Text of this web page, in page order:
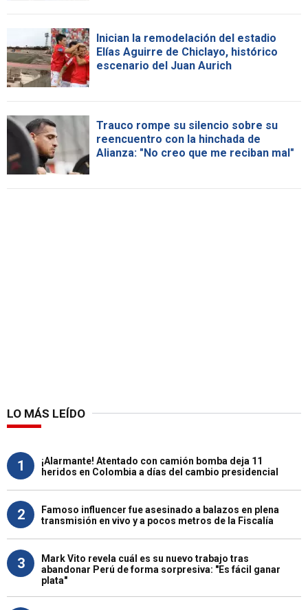
Inician la remodelación del estadio
Elías Aguirre de Chiclayo, histórico
escenario del Juan Aurich
Trauco rompe su silencio sobre su
reencuentro con la hinchada de
Alianza: "No creo que me reciban mal"
LO MÁS LEÍDO
1
¡Alarmante! Atentado con camión bomba deja 11
heridos en Colombia a días del cambio presidencial
2
Famoso influencer fue asesinado a balazos en plena
transmisión en vivo y a pocos metros de la Fiscalía
3
Mark Vito revela cuál es su nuevo trabajo tras
abandonar Perú de forma sorpresiva: "Es fácil ganar
plata"